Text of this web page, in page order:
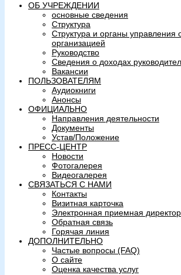
ОБ УЧРЕЖДЕНИИ
основные сведения
Структура
Структура и органы управления
организацией
Руководство
Сведения о доходах
Вакансии
ПОЛЬЗОВАТЕЛЯМ
Аудиокниги
Анонсы
ОФИЦИАЛЬНО
Направления деятельности
Документы
Устав/Положение
ПРЕСС-ЦЕНТР
Новости
Фотогалерея
Видеогалерея
СВЯЗАТЬСЯ С НАМИ
Контакты
Визитная карточка
Электронная приемная
Обратная связь
Горячая линия
ДОПОЛНИТЕЛЬНО
Частые вопросы (FAQ)
О сайте
Оценка качества услуг